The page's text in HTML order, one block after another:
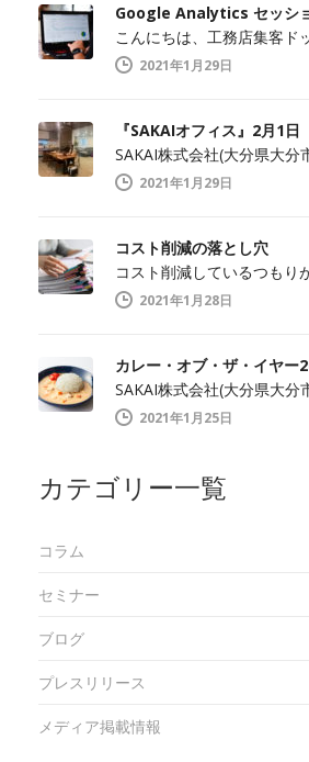
Google Analytics セッシ
こんにちは、工務店集客ド
2021年1月29日
『SAKAIオフィス』2月1
SAKAI株式会社(大分県大分
2021年1月29日
コスト削減の落とし穴
コスト削減しているつも
2021年1月28日
カレー・オブ・ザ・イヤー
SAKAI株式会社(大分県大分
2021年1月25日
カテゴリー一覧
コラム
セミナー
ブログ
プレスリリース
メディア掲載情報